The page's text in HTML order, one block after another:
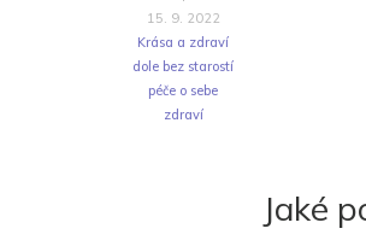
15. 9. 2022
Krása a zdraví
dole bez starostí
péče o sebe
zdraví
Jaké